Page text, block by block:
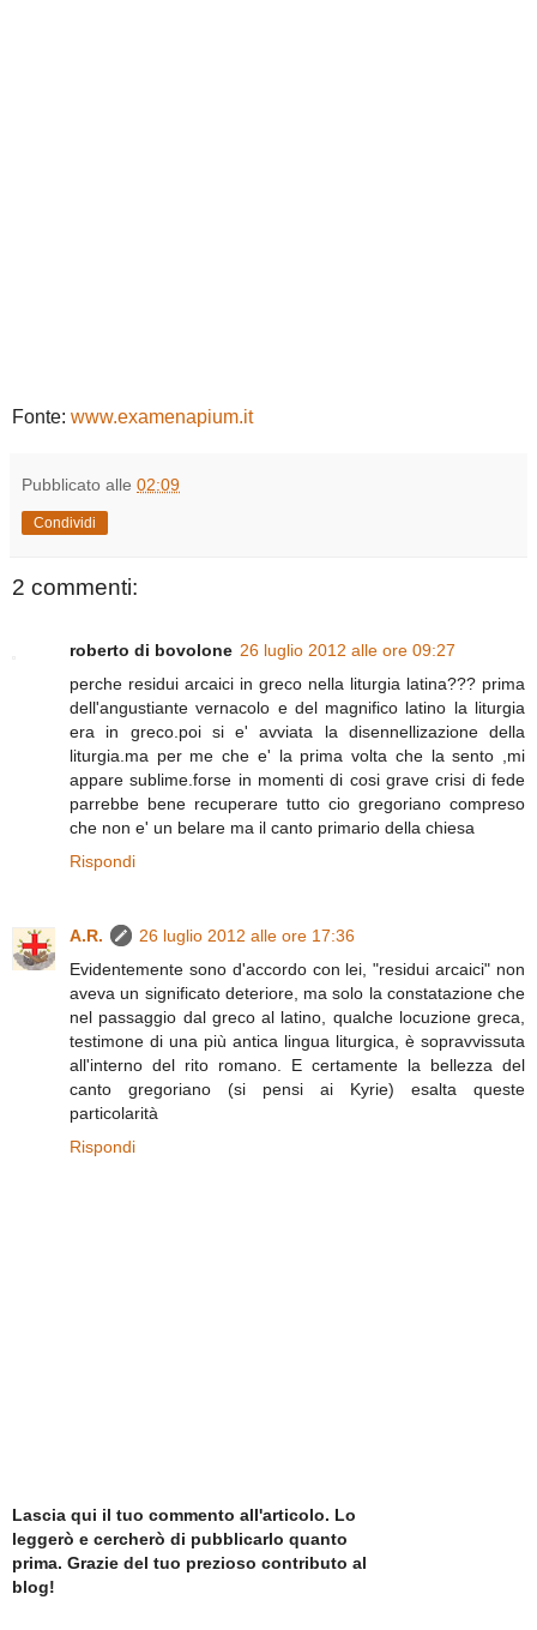
Fonte: www.examenapium.it
Pubblicato alle 02:09
Condividi
2 commenti:
roberto di bovolone 26 luglio 2012 alle ore 09:27
perche residui arcaici in greco nella liturgia latina??? prima
dell'angustiante vernacolo e del magnifico latino la liturgia
era in greco.poi si e' avviata la disennellizazione della
liturgia.ma per me che e' la prima volta che la sento ,mi
appare sublime.forse in momenti di cosi grave crisi di fede
parrebbe bene recuperare tutto cio gregoriano compreso
che non e' un belare ma il canto primario della chiesa
Rispondi
A.R.
26 luglio 2012 alle ore 17:36
Evidentemente sono d'accordo con lei, "residui arcaici" non
aveva un significato deteriore, ma solo la constatazione che
nel passaggio dal greco al latino, qualche locuzione greca,
testimone di una più antica lingua liturgica, è sopravvissuta
all'interno del rito romano. E certamente la bellezza del
canto gregoriano (si pensi ai Kyrie) esalta queste
particolarità
Rispondi
Lascia qui il tuo commento all'articolo. Lo
leggerò e cercherò di pubblicarlo quanto
prima. Grazie del tuo prezioso contributo al
blog!